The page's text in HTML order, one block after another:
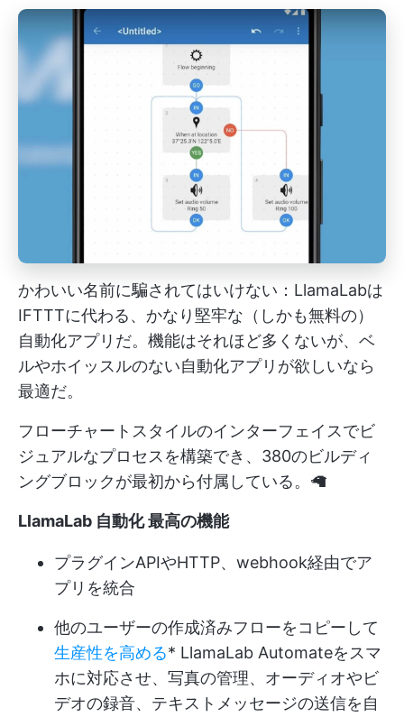
かわいい名前に騙されてはいけない：LlamaLabは
IFTTTに代わる、かなり堅牢な（しかも無料の）
自動化アプリだ。機能はそれほど多くないが、ベ
ルやホイッスルのない自動化アプリが欲しいなら
最適だ。
フローチャートスタイルのインターフェイスでビ
ジュアルなプロセスを構築でき、380のビルディ
ングブロックが最初から付属している。🦙
LlamaLab 自動化最高の機能
プラグインAPIやHTTP、webhook経由でア
プリを統合
他のユーザーの作成済みフローをコピーして
生産性を高める* LlamaLab Automateをスマ
ホに対応させ、写真の管理、オーディオやビ
デオの録音、テキストメッセージの送信を自